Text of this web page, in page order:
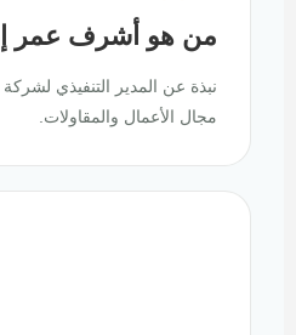
من هو أشرف عمر
نبذة عن المدير التنفيذي
مجال الأعمال والمقاولات.